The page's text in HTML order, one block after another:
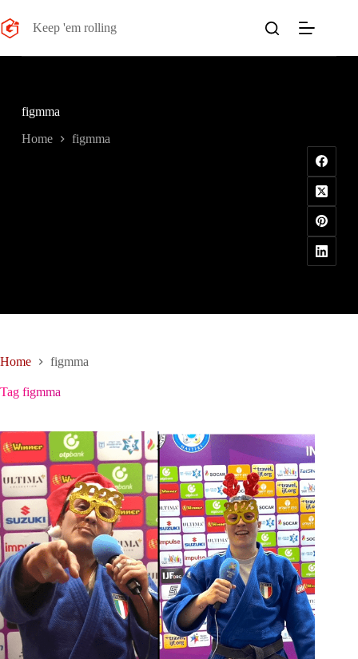
al
contenuto
Keep 'em rolling
figmma
Home figmma
Home figmma
Tag figmma